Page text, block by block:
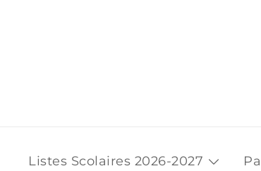
Listes Scolaires 2026-2027